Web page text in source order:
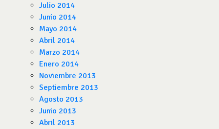
Julio 2014
Junio 2014
Mayo 2014
Abril 2014
Marzo 2014
Enero 2014
Noviembre 2013
Septiembre 2013
Agosto 2013
Junio 2013
Abril 2013